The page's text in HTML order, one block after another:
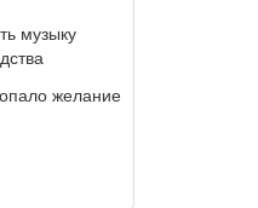
музыку
желание